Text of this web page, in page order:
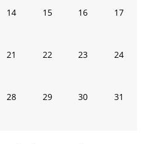
014
015
016
017
0
21
0
22
0
23
0
24
0
28
0
29
0
30
0
31